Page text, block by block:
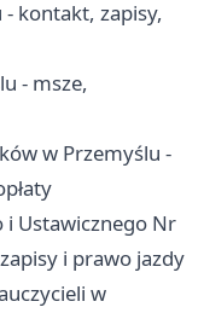
- kontakt, zapisy,
- msze,
w Przemyślu -
i Ustawicznego Nr
i prawo jazdy
w